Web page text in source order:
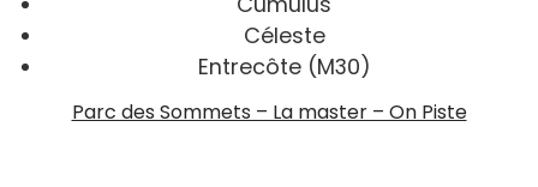
Céleste
Entrecôte (M30)
Parc des Sommets – La master – On Piste